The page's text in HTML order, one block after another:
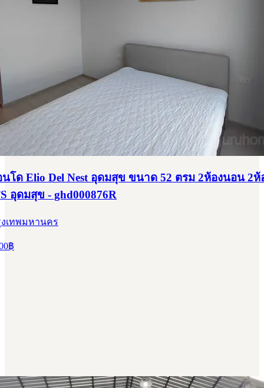
นโด Elio Del Nest อุดมสุข ขนาด 52 ตรม 2ห้องนอน 2
อุดมสุข - ghd000876R
เทพมหานคร
฿